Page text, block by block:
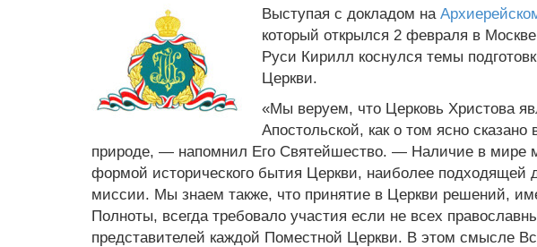
Выступая с докладом на
который открылся 2 февраля в
Руси Кирилл коснулся темы
Церкви.
«Мы веруем, что Церковь Христова
Апостольской, как о том ясно
природе, — напомнил Его Святейшество. — Наличие в мире
формой исторического бытия Церкви, наиболее подходящей
миссии. Мы знаем также, что принятие в Церкви решений,
Полноты, всегда требовало участия если не всех
представителей каждой Поместной Церкви. В этом смысле